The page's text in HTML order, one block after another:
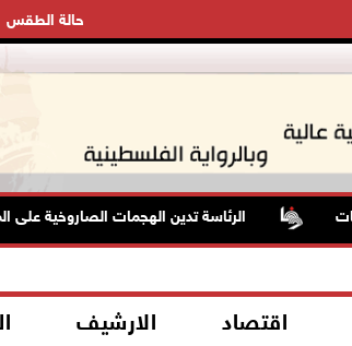
حالة الطقس
الرئاسة تدين الهجمات الصاروخية على
اقتصاد الارشيف